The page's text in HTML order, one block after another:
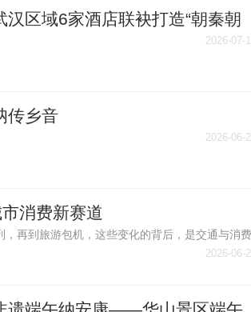
区域6家酒店联袂打造“朝秦朝
2026-07-
传乡音
2026-06-
消费新赛道
，再到旅游包机，这些变化的背后，是交通与消费
2026-06-